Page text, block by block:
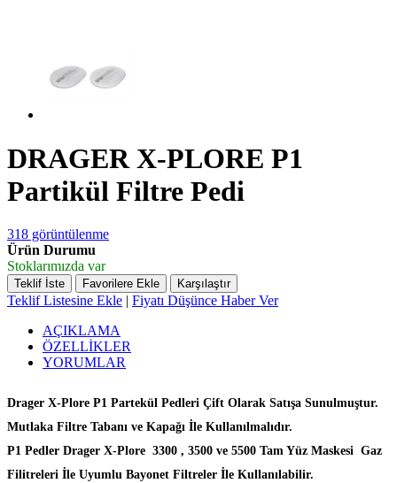
DRAGER X-PLORE P1
Partikül Filtre Pedi
318 görüntülenme
Ürün Durumu
Stoklarımızda var
Teklif İste Favorilere Ekle Karşılaştır
Teklif Listesine Ekle | Fiyatı Düşünce Haber Ver
AÇIKLAMA
ÖZELLİKLER
YORUMLAR
Drager X-Plore P1 Partekül Pedleri Çift Olarak Satışa Sunulmuştur.
Mutlaka Filtre Tabanı ve Kapağı İle Kullanılmalıdır.
P1 Pedler Drager X-Plore 3300 , 3500 ve 5500 Tam Yüz Maskesi Gaz
Filitreleri İle Uyumlu Bayonet Filtreler İle Kullanılabilir.